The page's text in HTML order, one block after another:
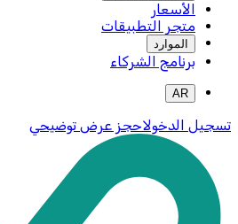
الأسعار
متجر التطبيقات
الموارد
برنامج الشركاء
AR
تسجيل الدخولاحجز عرض توضيحي